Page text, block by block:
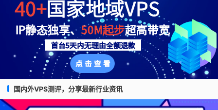
国内外VPS测评，分享最新行业资讯